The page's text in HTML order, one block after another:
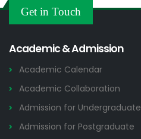
2026
Others
Get in Touch
Academic & Admission
Academic Calendar
Academic Collaboration
Admission for Undergraduate
Admission for Postgraduate